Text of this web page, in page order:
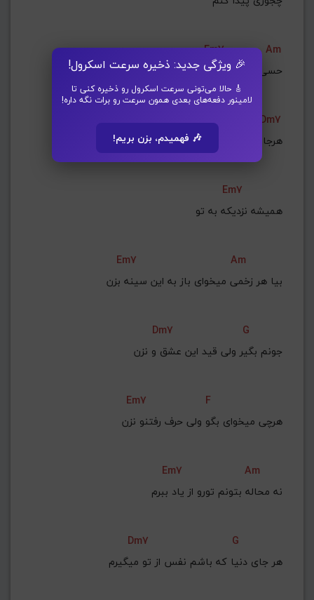
🎉 ویژگی جدید: ذخیره سرعت اسکرول!
🎸 حالا می‌تونی سرعت اسکرول رو ذخیره کنی تا
لامینور دفعه‌های بعدی همون سرعت رو برات نگه داره!
🎶 فهمیدم، بزن بریم!
Em7
Am
حسی و که داشتم به تو
Dm7
Em7
همیشه نزدیکه به تو
Em7
Am
بیا هر زخمی میخوای باز به این سینه بزن
Dm7
G
جونم بگیر ولی قید این عشق و نزن
Em7
F
هرچی میخوای بگو ولی حرف رفتنو نزن
Em7
Am
نه محاله بتونم تورو از یاد ببرم
Dm7
G
هر جای دنیا که باشم نفس از تو میگیرم